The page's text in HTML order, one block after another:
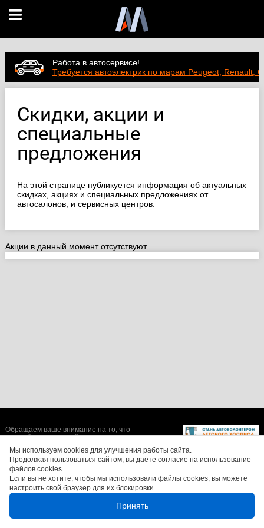
Работа в автосервисе!
Требуется автоэлектрик по марам Peugeot, Renault,
Скидки, акции и
специальные
предложения
На этой странице публикуется информация об актуальных
скидках, акциях и специальных предложениях от
автосалонов, и сервисных центров.
Акции в данный момент отсутствуют
Мы используем cookies для улучшения работы сайта.
Продолжая пользоваться сайтом, вы даёте согласие на использование
файлов cookies.
Если вы не хотите, чтобы мы использовали файлы cookies, вы можете
настроить свой браузер для их блокировки.
Принять
Обращаем ваше внимание на то, что
данный интернет-сайт носит исключительно
информационный характер и ни при каких
условиях не является публичной офертой,
определяемой положениями Статьи 437 (2)
Гражданского кодекса Российской
Федерации. Цены, размеры скидок, а также
изображения автомобилей могут отличаться
от реальных. Для получения более полной и
достоверной информации, обращайтесь в